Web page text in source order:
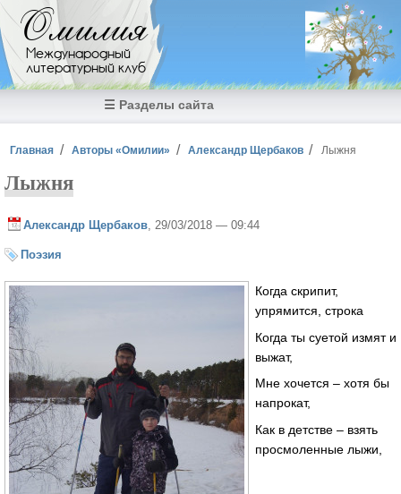
Перейти к основному содержанию
Омилия
Международный
литературный клуб
☰ Разделы сайта
Вы здесь
Главная Авторы «Омилии» Александр Щербаков Лыжня
Лыжня
Александр Щербаков , 29/03/2018 — 09:44
Поэзия
Когда скрипит,
упрямится, строка
Когда ты суетой измят и
выжат,
Мне хочется – хотя бы
напрокат,
Как в детстве – взять
просмоленные лыжи,